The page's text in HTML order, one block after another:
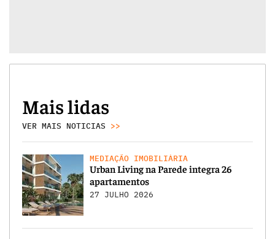
Mais lidas
VER MAIS NOTICIAS >>
MEDIAÇÃO IMOBILIÁRIA
Urban Living na Parede integra 26
apartamentos
27 JULHO 2026